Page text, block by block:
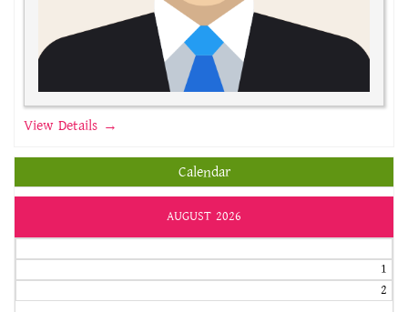
View Details →
Calendar
AUGUST 2026
1
2